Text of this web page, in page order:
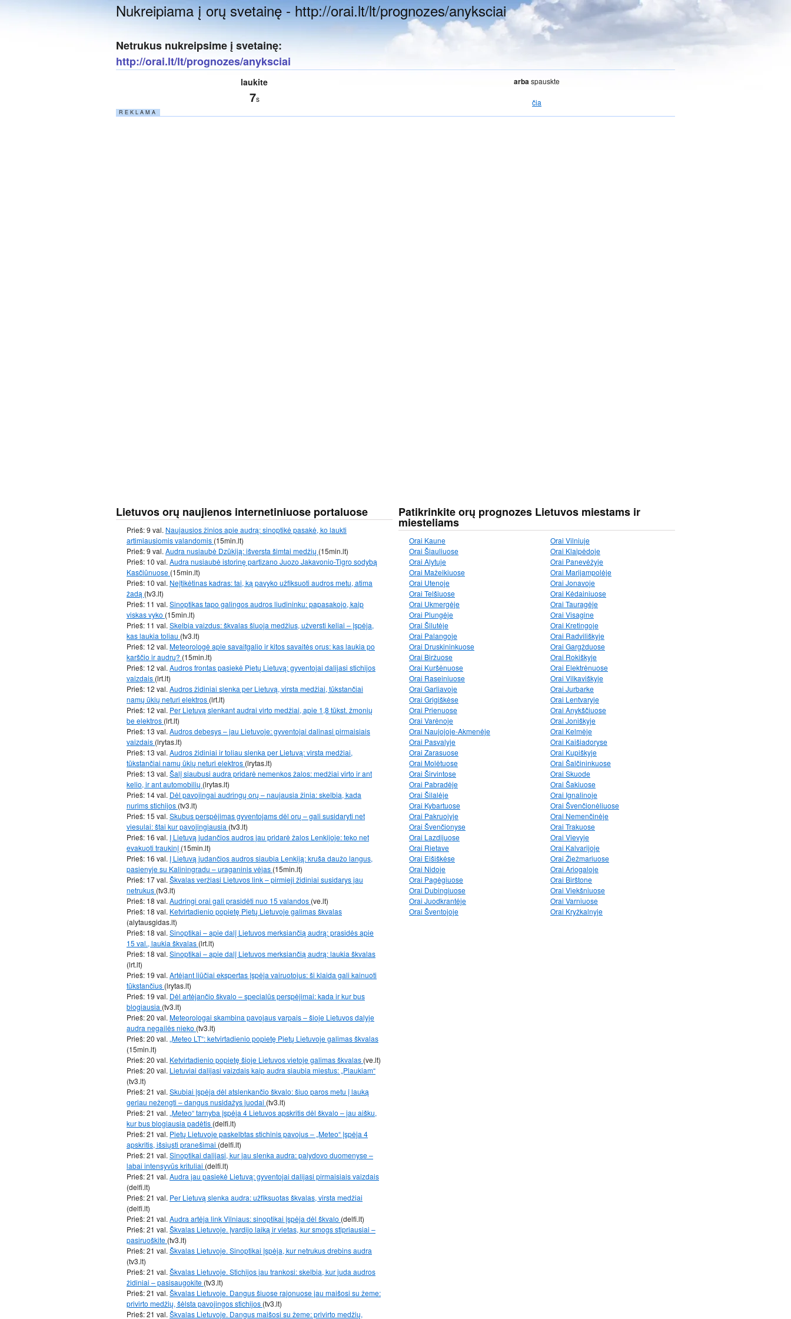
Nukreipiama į orų svetainę - http://orai.lt/lt/prognozes/anyksciai
Netrukus nukreipsime į svetainę:
http://orai.lt/lt/prognozes/anyksciai
laukite
6s
arbaspauskte
čia
R E K L A M A
Lietuvos orų naujienos internetiniuose portaluose
Prieš: 9 val. Naujausios žinios apie audrą: sinoptikė pasakė, ko laukti
artimiausiomis valandomis (15min.lt)
Prieš: 9 val. Audra nusiaubė Dzūkiją: išversta šimtai medžių (15min.lt)
Prieš: 10 val. Audra nusiaubė istorinę partizano Juozo Jakavonio-Tigro sodybą
Kasčiūnuose (15min.lt)
Prieš: 10 val. Neįtikėtinas kadras: tai, ką pavyko užfiksuoti audros metu, atima
žadą (tv3.lt)
Prieš: 11 val. Sinoptikas tapo galingos audros liudininku: papasakojo, kaip
viskas vyko (15min.lt)
Prieš: 11 val. Skelbia vaizdus: škvalas šluoja medžius, užversti keliai – įspėja,
kas laukia toliau (tv3.lt)
Prieš: 12 val. Meteorologė apie savaitgalio ir kitos savaitės orus: kas laukia po
karščio ir audrų? (15min.lt)
Prieš: 12 val. Audros frontas pasiekė Pietų Lietuvą: gyventojai dalijasi stichijos
vaizdais (lrt.lt)
Prieš: 12 val. Audros židiniai slenka per Lietuvą, virsta medžiai, tūkstančiai
namų ūkių neturi elektros (lrt.lt)
Prieš: 12 val. Per Lietuvą slenkant audrai virto medžiai, apie 1,8 tūkst. žmonių
be elektros (lrt.lt)
Prieš: 13 val. Audros debesys – jau Lietuvoje: gyventojai dalinasi pirmaisiais
vaizdais (lrytas.lt)
Prieš: 13 val. Audros židiniai ir toliau slenka per Lietuvą: virsta medžiai,
tūkstančiai namų ūkių neturi elektros (lrytas.lt)
Prieš: 13 val. Šalį siaubusi audra pridarė nemenkos žalos: medžiai virto ir ant
kelio, ir ant automobilių (lrytas.lt)
Prieš: 14 val. Dėl pavojingai audringų orų – naujausia žinia: skelbia, kada
nurims stichijos (tv3.lt)
Prieš: 15 val. Skubus perspėjimas gyventojams dėl orų – gali susidaryti net
viesulai: štai kur pavojingiausia (tv3.lt)
Prieš: 16 val. Į Lietuvą judančios audros jau pridarė žalos Lenkijoje: teko net
evakuoti traukinį (15min.lt)
Prieš: 16 val. Į Lietuvą judančios audros siaubia Lenkiją: kruša daužo langus,
pasienyje su Kaliningradu – uraganinis vėjas (15min.lt)
Prieš: 17 val. Škvalas veržiasi Lietuvos link – pirmieji židiniai susidarys jau
netrukus (tv3.lt)
Prieš: 18 val. Audringi orai gali prasidėti nuo 15 valandos (ve.lt)
Prieš: 18 val. Ketvirtadienio popietę Pietų Lietuvoje galimas škvalas
(alytausgidas.lt)
Prieš: 18 val. Sinoptikai – apie dalį Lietuvos merksiančią audrą: prasidės apie
15 val., laukia škvalas (lrt.lt)
Prieš: 18 val. Sinoptikai – apie dalį Lietuvos merksiančią audrą: laukia škvalas
(lrt.lt)
Prieš: 19 val. Artėjant liūčiai ekspertas įspėja vairuotojus: ši klaida gali kainuoti
tūkstančius (lrytas.lt)
Prieš: 19 val. Dėl artėjančio škvalo – specialūs perspėjimai: kada ir kur bus
blogiausia (tv3.lt)
Prieš: 20 val. Meteorologai skambina pavojaus varpais – šioje Lietuvos dalyje
audra negailės nieko (tv3.lt)
Prieš: 20 val. „Meteo LT“: ketvirtadienio popietę Pietų Lietuvoje galimas škvalas
(15min.lt)
Prieš: 20 val. Ketvirtadienio popietę šioje Lietuvos vietoje galimas škvalas (ve.lt)
Prieš: 20 val. Lietuviai dalijasi vaizdais kaip audra siaubia miestus: „Plaukiam“
(tv3.lt)
Prieš: 21 val. Skubiai įspėja dėl atslenkančio škvalo: šiuo paros metu į lauką
geriau nežengti – dangus nusidažys juodai (tv3.lt)
Prieš: 21 val. „Meteo“ tarnyba įspėja 4 Lietuvos apskritis dėl škvalo – jau aišku,
kur bus blogiausia padėtis (delfi.lt)
Prieš: 21 val. Pietų Lietuvoje paskelbtas stichinis pavojus – „Meteo“ įspėja 4
apskritis, išsiųsti pranešimai (delfi.lt)
Prieš: 21 val. Sinoptikai dalijasi, kur jau slenka audra: palydovo duomenyse –
labai intensyvūs krituliai (delfi.lt)
Prieš: 21 val. Audra jau pasiekė Lietuvą: gyventojai dalijasi pirmaisiais vaizdais
(delfi.lt)
Prieš: 21 val. Per Lietuvą slenka audra: užfiksuotas škvalas, virsta medžiai
(delfi.lt)
Prieš: 21 val. Audra artėja link Vilniaus: sinoptikai įspėja dėl škvalo (delfi.lt)
Prieš: 21 val. Škvalas Lietuvoje. Įvardijo laiką ir vietas, kur smogs stipriausiai –
pasiruoškite (tv3.lt)
Prieš: 21 val. Škvalas Lietuvoje. Sinoptikai įspėja, kur netrukus drebins audra
(tv3.lt)
Prieš: 21 val. Škvalas Lietuvoje. Stichijos jau trankosi: skelbia, kur juda audros
židiniai – pasisaugokite (tv3.lt)
Prieš: 21 val. Škvalas Lietuvoje. Dangus šiuose rajonuose jau maišosi su žeme:
privirto medžių, šėlsta pavojingos stichijos (tv3.lt)
Prieš: 21 val. Škvalas Lietuvoje. Dangus maišosi su žeme: privirto medžių,
Patikrinkite orų prognozes Lietuvos miestams ir
miesteliams
Orai Kaune
Orai Šiauliuose
Orai Alytuje
Orai Mažeikiuose
Orai Utenoje
Orai Telšiuose
Orai Ukmergėje
Orai Plungėje
Orai Šilutėje
Orai Palangoje
Orai Druskininkuose
Orai Biržuose
Orai Kuršėnuose
Orai Raseiniuose
Orai Garliavoje
Orai Grigiškėse
Orai Prienuose
Orai Varėnoje
Orai Naujojoje-Akmenėje
Orai Pasvalyje
Orai Zarasuose
Orai Molėtuose
Orai Širvintose
Orai Pabradėje
Orai Šilalėje
Orai Kybartuose
Orai Pakruojyje
Orai Švenčionyse
Orai Lazdijuose
Orai Rietave
Orai Eišiškėse
Orai Nidoje
Orai Pagėgiuose
Orai Dubingiuose
Orai Juodkrantėje
Orai Šventojoje
Orai Vilniuje
Orai Klaipėdoje
Orai Panevėžyje
Orai Marijampolėje
Orai Jonavoje
Orai Kėdainiuose
Orai Tauragėje
Orai Visagine
Orai Kretingoje
Orai Radviliškyje
Orai Gargžduose
Orai Rokiškyje
Orai Elektrėnuose
Orai Vilkaviškyje
Orai Jurbarke
Orai Lentvaryje
Orai Anykščiuose
Orai Joniškyje
Orai Kelmėje
Orai Kaišiadoryse
Orai Kupiškyje
Orai Šalčininkuose
Orai Skuode
Orai Šakiuose
Orai Ignalinoje
Orai Švenčionėliuose
Orai Nemenčinėje
Orai Trakuose
Orai Vievyje
Orai Kalvarijoje
Orai Žiežmariuose
Orai Ariogaloje
Orai Birštone
Orai Viekšniuose
Orai Varniuose
Orai Kryžkalnyje